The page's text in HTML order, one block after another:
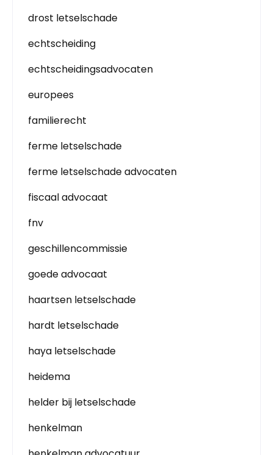
drost letselschade
echtscheiding
echtscheidingsadvocaten
europees
familierecht
ferme letselschade
ferme letselschade advocaten
fiscaal advocaat
fnv
geschillencommissie
goede advocaat
haartsen letselschade
hardt letselschade
haya letselschade
heidema
helder bij letselschade
henkelman